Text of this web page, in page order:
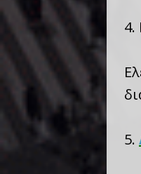
4.
5.